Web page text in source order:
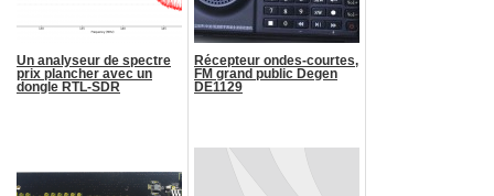
Un analyseur de spectre
prix plancher avec un
dongle RTL-SDR
Récepteur ondes-courtes,
FM grand public Degen
DE1129